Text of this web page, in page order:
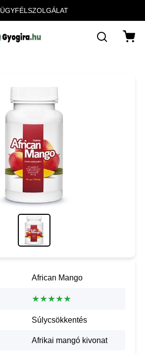
ÜGYFÉLSZOLGÁLAT
African Mango
★★★★★
Súlycsökkentés
Afrikai mangó kivonat